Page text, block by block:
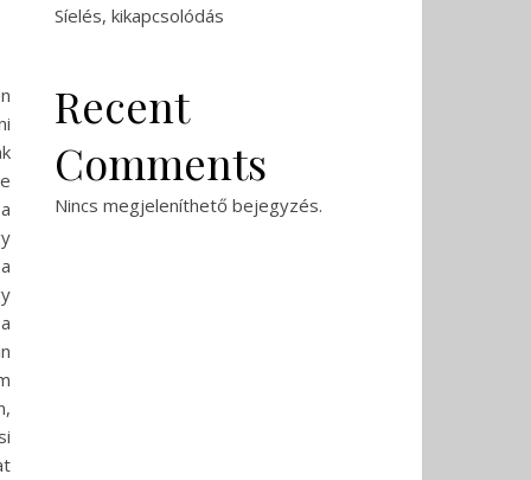
Síelés, kikapcsolódás
Recent
Comments
Nincs megjeleníthető bejegyzés.